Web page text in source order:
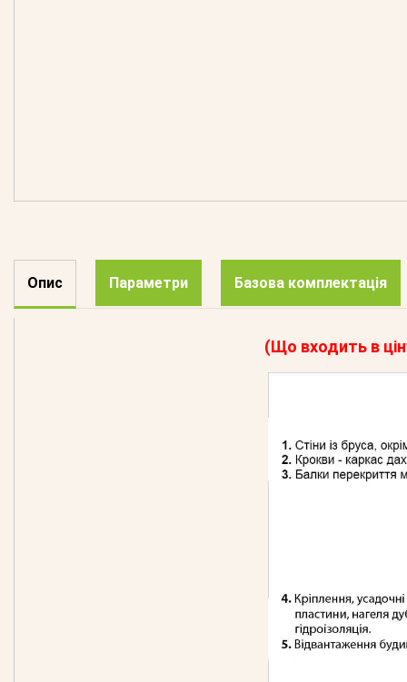
Опис Параметри Базова комплектація
(Що входить в